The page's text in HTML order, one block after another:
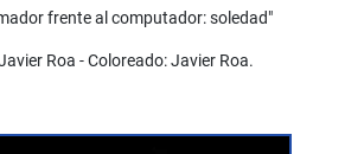
frente al computador: soledad"
Roa - Coloreado: Javier Roa.